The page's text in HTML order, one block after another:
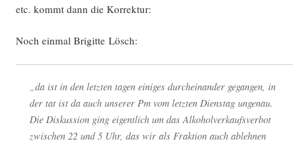
etc. kommt dann die Korrektur:
Noch ein­mal Bri­git­te Lösch:
„da ist in den letz­ten tagen eini­ges durch­ein­an­der gegan­gen, in
der tat ist da auch unse­rer Pm vom letz­ten Diens­tag ungenau.
Die Dis­kus­si­on ging eigent­lich um das Alko­hol­ver­kaufs­ver­bot
zwi­schen 22 und 5 Uhr, das wir als Frak­ti­on auch ableh­nen